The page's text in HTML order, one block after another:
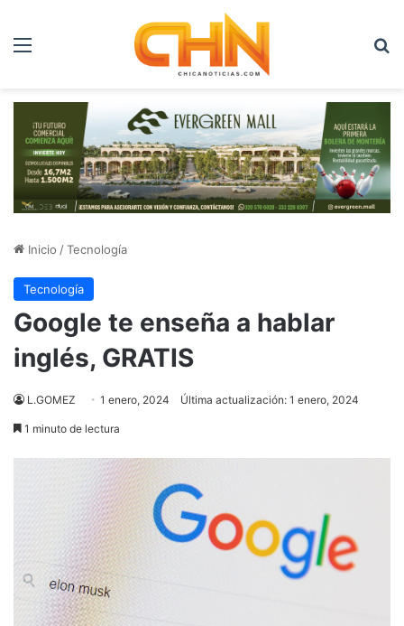
Menú
Inicio /Tecnología
Tecnología
Google te enseña a hablar
inglés, GRATIS
L.GOMEZ 1 enero, 2024 Última actualización: 1 enero, 2024
1 minuto de lectura